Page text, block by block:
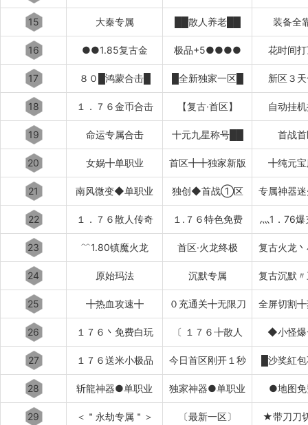
15 大秦专属 ██散人养老██ 装备全
16 ●●1.85复古金 极品+5●●●● 花时间
17 ８０█鸿蒙合击█ █全新独家一区█ 新区３
18 １．７６金币合击 【复古·首区】 自动挂
19 命运专属合击 十元九星称号██ 首战
20 女娲╋单职业 首区╋╋独家新版 ╋纯元
21 南风微变◆单职业 独创◆首战①区 专属神器
22 １．７６散人传奇 １.７６特色免费 灬1．76爆
23 ﹌1.80镇魔火龙 首区·火龙终极 复古火龙
24 原始玛法 沉默专属 复古沉默
25 ╋热血攻速╋ ０充通关╋无限刀 全屏切割╋
26 １７６丶免费白玩 〔 １７６╊散人 ◆小怪爆
27 １７６送米小极品 今日首区刚开１秒 █沙奖紅
28 斩龍神器●单职业 独家神器●单职业 ●地图
29 ＜＂永劫专属＂＞ 〔最新一区〕 ★带刀刀